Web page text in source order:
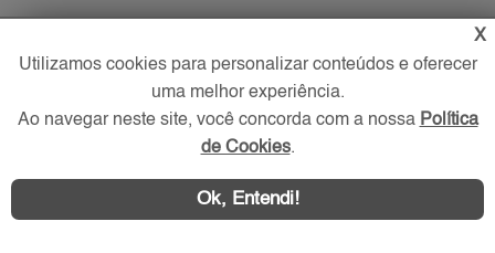
X
Utilizamos cookies para personalizar conteúdos e oferecer
uma melhor experiência.
Ao navegar neste site, você concorda com a nossa Política
de Cookies.
Ok, Entendi!